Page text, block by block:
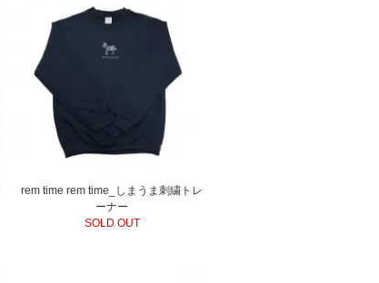
rem time rem time_しまうま刺繍トレ
ーナー
SOLD OUT